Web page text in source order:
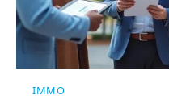
IMMO